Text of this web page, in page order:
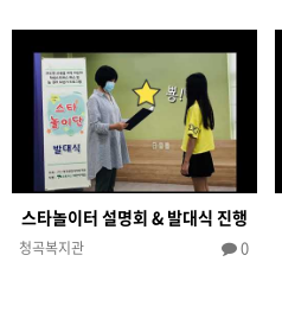
스타놀이터 설명회 & 발대식 진행
청곡복지관 0